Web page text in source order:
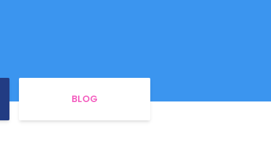
BLOG